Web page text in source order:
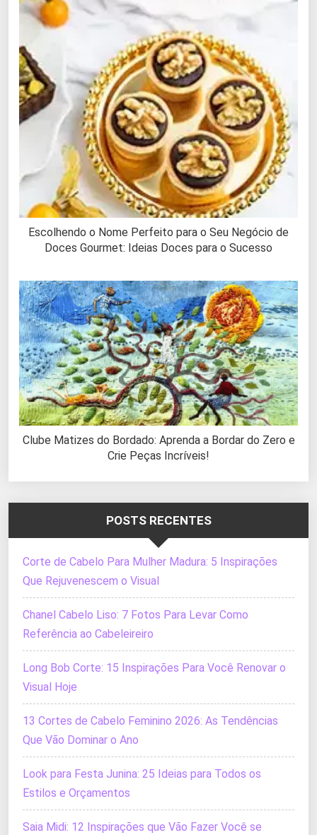
Escolhendo o Nome Perfeito para o Seu Negócio de
Doces Gourmet: Ideias Doces para o Sucesso
Clube Matizes do Bordado: Aprenda a Bordar do Zero e
Crie Peças Incríveis!
POSTS RECENTES
Corte de Cabelo Para Mulher Madura: 5 Inspirações
Que Rejuvenescem o Visual
Chanel Cabelo Liso: 7 Fotos Para Levar Como
Referência ao Cabeleireiro
Long Bob Corte: 15 Inspirações Para Você Renovar o
Visual Hoje
13 Cortes de Cabelo Feminino 2026: As Tendências
Que Vão Dominar o Ano
Look para Festa Junina: 25 Ideias para Todos os
Estilos e Orçamentos
Saia Midi: 12 Inspirações que Vão Fazer Você se